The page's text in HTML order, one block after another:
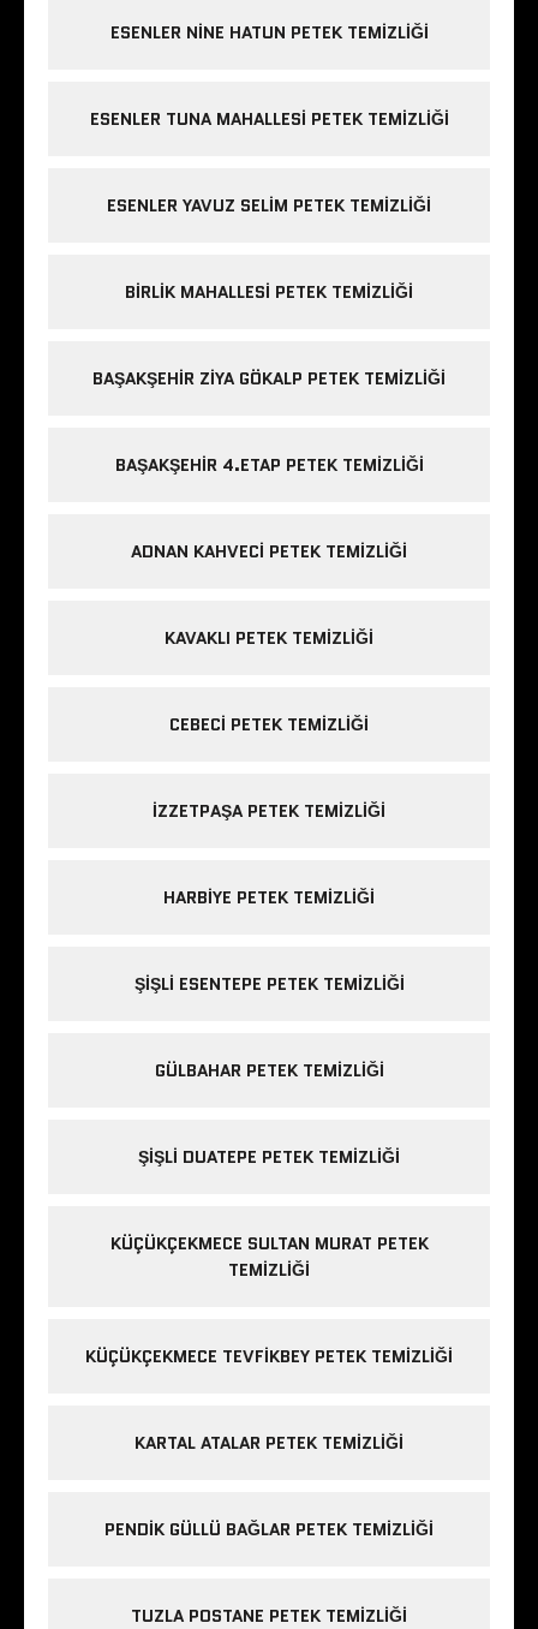
ESENLER NINE HATUN PETEK TEMIZLIĞI
ESENLER TUNA MAHALLESI PETEK TEMIZLIĞI
ESENLER YAVUZ SELIM PETEK TEMIZLIĞI
BIRLIK MAHALLESI PETEK TEMIZLIĞI
BAŞAKŞEHIR ZIYA GÖKALP PETEK TEMIZLIĞI
BAŞAKŞEHIR 4.ETAP PETEK TEMIZLIĞI
ADNAN KAHVECI PETEK TEMIZLIĞI
KAVAKLI PETEK TEMIZLIĞI
CEBECI PETEK TEMIZLIĞI
IZZETPAŞA PETEK TEMIZLIĞI
HARBIYE PETEK TEMIZLIĞI
ŞIŞLI ESENTEPE PETEK TEMIZLIĞI
GÜLBAHAR PETEK TEMIZLIĞI
ŞIŞLI DUATEPE PETEK TEMIZLIĞI
KÜÇÜKÇEKMECE SULTAN MURAT PETEK
TEMIZLIĞI
KÜÇÜKÇEKMECE TEVFIKBEY PETEK TEMIZLIĞI
KARTAL ATALAR PETEK TEMIZLIĞI
PENDIK GÜLLÜ BAĞLAR PETEK TEMIZLIĞI
TUZLA POSTANE PETEK TEMIZLIĞI